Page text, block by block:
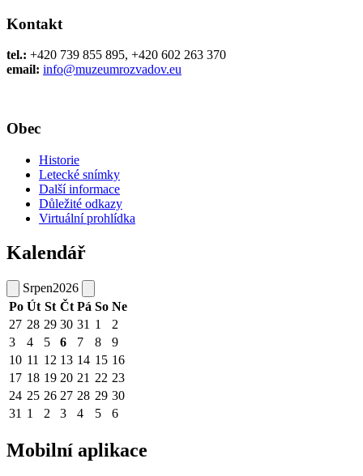
Kontakt
tel.: +420 739 855 895, +420 602 263 370
email: info@muzeumrozvadov.eu
Obec
Historie
Letecké snímky
Další informace
Důležité odkazy
Virtuální prohlídka
Kalendář
Srpen2026
Po Út St Čt Pá So Ne
27 28 29 30 31 1
2
3
4 5 6 7 8
9
10 11 12 13 14 15 16
17 18 19 20 21 22 23
24 25 26 27 28 29 30
31 1 2 3 4 5 6
Mobilní aplikace